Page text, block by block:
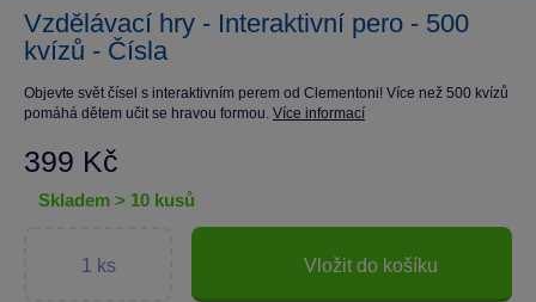
Vzdělávací hry - Interaktivní pero - 500
kvízů - Čísla
Objevte svět čísel s interaktivním perem od Clementoni! Více než 500 kvízů
pomáhá dětem učit se hravou formou. Více informací
399 Kč
skladem > 10 kusů
Vložit do košíku